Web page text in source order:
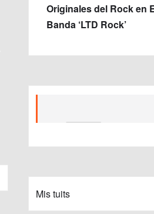
Originales del Rock en
Banda ‘LTD Rock’
Mis tuits